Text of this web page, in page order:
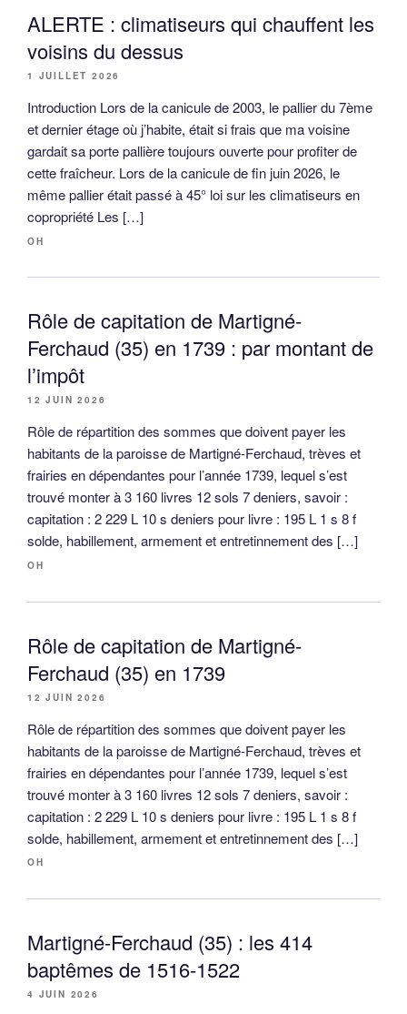
ALERTE : climatiseurs qui chauffent les
voisins du dessus
1 JUILLET 2026
Introduction Lors de la canicule de 2003, le pallier du 7ème
et dernier étage où j’habite, était si frais que ma voisine
gardait sa porte pallière toujours ouverte pour profiter de
cette fraîcheur. Lors de la canicule de fin juin 2026, le
même pallier était passé à 45° loi sur les climatiseurs en
copropriété Les […]
OH
Rôle de capitation de Martigné-
Ferchaud (35) en 1739 : par montant de
l’impôt
12 JUIN 2026
Rôle de répartition des sommes que doivent payer les
habitants de la paroisse de Martigné-Ferchaud, trèves et
frairies en dépendantes pour l’année 1739, lequel s’est
trouvé monter à 3 160 livres 12 sols 7 deniers, savoir :
capitation : 2 229 L 10 s deniers pour livre : 195 L 1 s 8 f
solde, habillement, armement et entretinnement des […]
OH
Rôle de capitation de Martigné-
Ferchaud (35) en 1739
12 JUIN 2026
Rôle de répartition des sommes que doivent payer les
habitants de la paroisse de Martigné-Ferchaud, trèves et
frairies en dépendantes pour l’année 1739, lequel s’est
trouvé monter à 3 160 livres 12 sols 7 deniers, savoir :
capitation : 2 229 L 10 s deniers pour livre : 195 L 1 s 8 f
solde, habillement, armement et entretinnement des […]
OH
Martigné-Ferchaud (35) : les 414
baptêmes de 1516-1522
4 JUIN 2026